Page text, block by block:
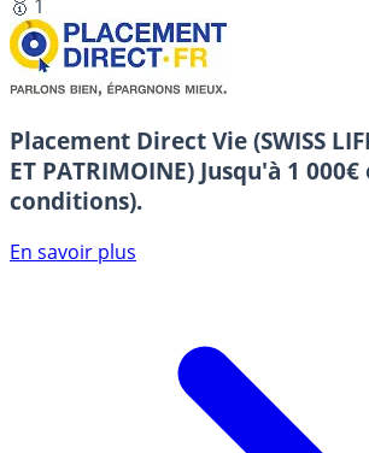
🥇 1
Placement Direct Vie (SWISS
ET PATRIMOINE) Jusqu'à 1
conditions).
En savoir plus